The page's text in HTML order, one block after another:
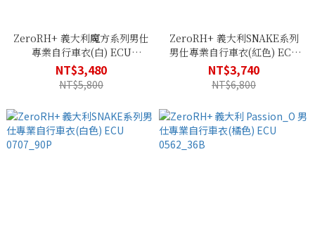
ZeroRH+ 義大利魔方系列男仕
專業自行車衣(白) ECU
0634_37P
NT$3,480
NT$5,800
ZeroRH+ 義大利SNAKE系列
男仕專業自行車衣(紅色) ECU
0707_88P
NT$3,740
NT$6,800